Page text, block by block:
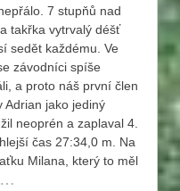
7 stupňů nad
takřka vytrvalý déšť
sedět každému. Ve
závodníci spíše
a proto náš první člen
Adrian jako jediný
neoprén a zaplaval 4.
čas 27:34,0 m. Na
Milana, který to měl
…